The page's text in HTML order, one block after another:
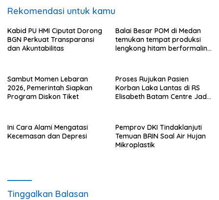
Rekomendasi untuk kamu
Kabid PU HMI Ciputat Dorong
BGN Perkuat Transparansi
dan Akuntabilitas
Balai Besar POM di Medan
temukan tempat produksi
lengkong hitam berformalin
Sambut Momen Lebaran
2026, Pemerintah Siapkan
Program Diskon Tiket
Proses Rujukan Pasien
Korban Laka Lantas di RS
Elisabeth Batam Centre Jadi
Ini Cara Alami Mengatasi
Kecemasan dan Depresi
Pemprov DKI Tindaklanjuti
Temuan BRIN Soal Air Hujan
Mikroplastik
Tinggalkan Balasan